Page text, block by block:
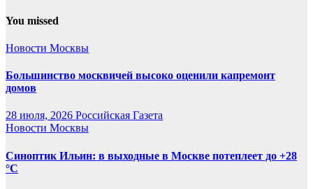
You missed
Новости Москвы
Большинство москвичей высоко оценили капремонт
домов
28 июля, 2026 Российская Газета
Новости Москвы
Синоптик Ильин: в выходные в Москве потеплеет до +28
°C